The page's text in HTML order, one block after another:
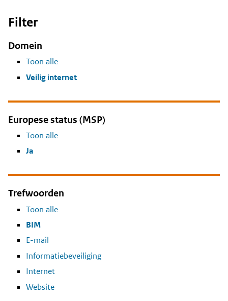
Filter
Domein
Toon alle
Veilig internet
Europese status (MSP)
Toon alle
Ja
Trefwoorden
Toon alle
BIM
E-mail
Informatiebeveiliging
Internet
Website